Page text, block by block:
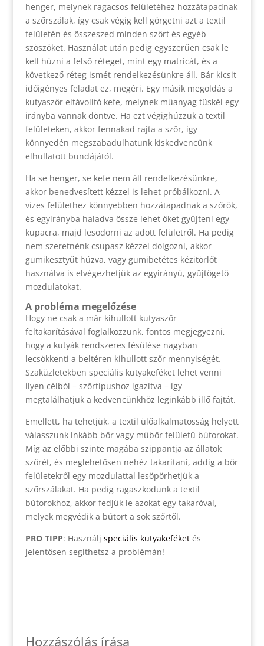
henger, melynek ragacsos felületéhez hozzátapadnak
a szőrszálak, így csak végig kell görgetni azt a textil
felületén és összeszed minden szőrt és egyéb
szöszöket. Használat után pedig egyszerűen csak le
kell húzni a felső réteget, mint egy matricát, és a
következő réteg ismét rendelkezésünkre áll. Bár kicsit
időigényes feladat ez, megéri. Egy másik megoldás a
kutyaszőr eltávolító kefe, melynek műanyag tüskéi egy
irányba vannak döntve. Ha ezt végighúzzuk a textil
felületeken, akkor fennakad rajta a szőr, így
könnyedén megszabadulhatunk kiskedvencünk
elhullatott bundájától.
Ha se henger, se kefe nem áll rendelkezésünkre,
akkor benedvesített kézzel is lehet próbálkozni. A
vizes felülethez könnyebben hozzátapadnak a szőrök,
és egyirányba haladva össze lehet őket gyűjteni egy
kupacra, majd lesodorni az adott felületről. Ha pedig
nem szeretnénk csupasz kézzel dolgozni, akkor
gumikesztyűt húzva, vagy gumibetétes kézitörlőt
használva is elvégezhetjük az egyirányú, gyűjtögető
mozdulatokat.
A probléma megelőzése
Hogy ne csak a már kihullott kutyaszőr
feltakarításával foglalkozzunk, fontos megjegyezni,
hogy a kutyák rendszeres fésülése nagyban
lecsökkenti a beltéren kihullott szőr mennyiségét.
Szaküzletekben speciális kutyakeféket lehet venni
ilyen célból – szőrtípushoz igazítva – így
megtalálhatjuk a kedvencünkhöz leginkább illő fajtát.
Emellett, ha tehetjük, a textil ülőalkalmatosság helyett
válasszunk inkább bőr vagy műbőr felületű bútorokat.
Míg az előbbi szinte magába szippantja az állatok
szőrét, és meglehetősen nehéz takarítani, addig a bőr
felületekről egy mozdulattal lesöpörhetjük a
szőrszálakat. Ha pedig ragaszkodunk a textil
bútorokhoz, akkor fedjük le azokat egy takaróval,
melyek megvédik a bútort a sok szőrtől.
PRO TIPP: Használj speciális kutyakeféketés
jelentősen segíthetsz a problémán!
Hozzászólás írása